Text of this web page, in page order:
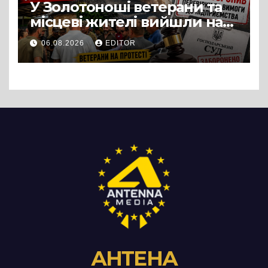
У Золотоноші ветерани та
місцеві жителі вийшли на
протест до стін
підприємства ТОВ «Омега
Три», що займається
06.08.2026 EDITOR
АНТЕНА